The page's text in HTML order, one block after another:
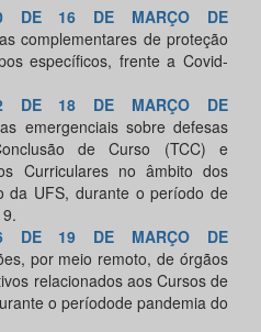
DE 16 DE MARÇO DE
complementares de proteção
específicos, frente a Covid-
DE 18 DE MARÇO DE
emergenciais sobre defesas
de Curso (TCC) e
Curriculares no âmbito dos
da UFS, durante o período de
DE 19 DE MARÇO DE
por meio remoto, de órgãos
relacionados aos Cursos de
o períodode pandemia do